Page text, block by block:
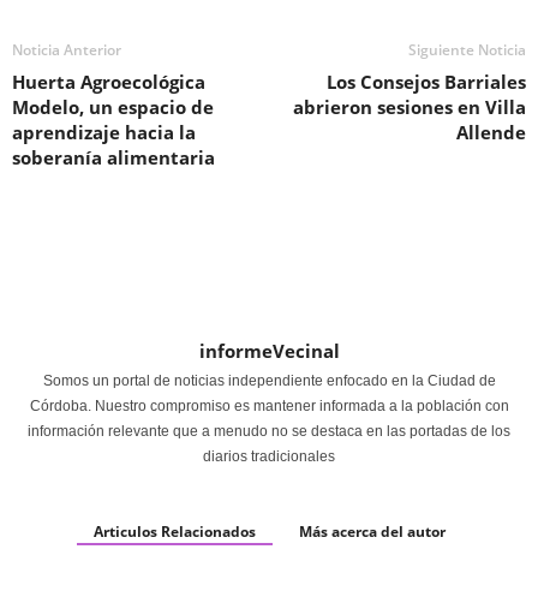
Noticia Anterior
Huerta Agroecológica
Modelo, un espacio de
aprendizaje hacia la
soberanía alimentaria
Siguiente Noticia
Los Consejos Barriales
abrieron sesiones en Villa
Allende
informeVecinal
Somos un portal de noticias independiente enfocado en la Ciudad de
Córdoba. Nuestro compromiso es mantener informada a la población con
información relevante que a menudo no se destaca en las portadas de los
diarios tradicionales
Articulos Relacionados Más acerca del autor